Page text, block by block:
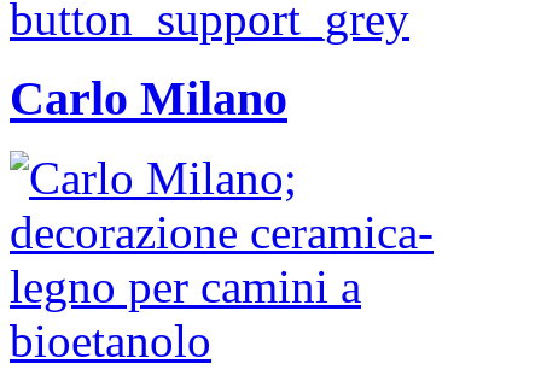
Carlo Milano